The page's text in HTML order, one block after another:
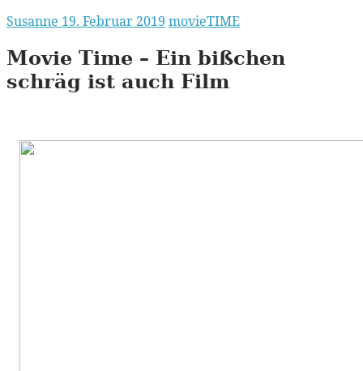
Susanne 19. Februar 2019 movieTIME
Movie Time – Ein bißchen
schräg ist auch Film